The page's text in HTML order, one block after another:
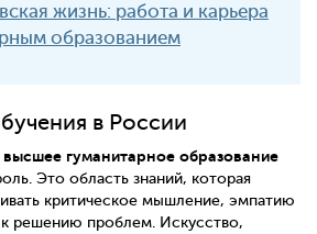
жизнь: работа и карьера
образованием
в России
высшее гуманитарное образование
Это область знаний, которая
критическое мышление, эмпатию
решению проблем. Искусство,